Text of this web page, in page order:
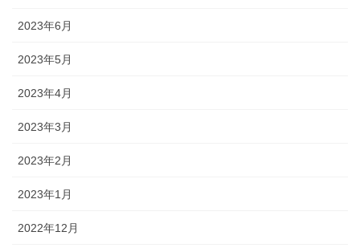
2023年6月
2023年5月
2023年4月
2023年3月
2023年2月
2023年1月
2022年12月